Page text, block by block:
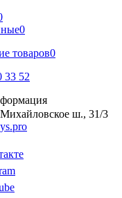
0
товаров0
33 52
Михайловское ш., 31/3